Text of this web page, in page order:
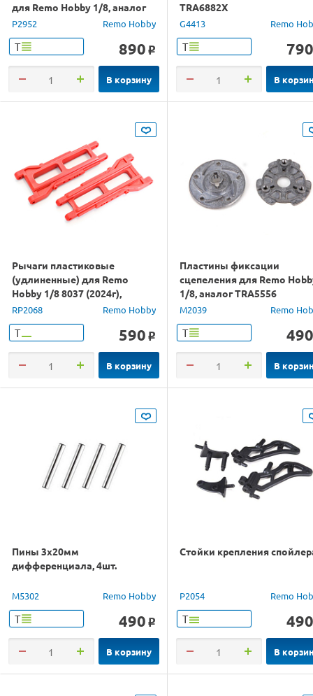
для Remo Hobby 1/8, аналог
TRA6878
P2952 Remo Hobby
Т 890 o
В корзину
TRA6882X
G4413 Remo
Т 790
В
Рычаги пластиковые
(удлиненные) для Remo
Hobby 1/8 8037 (2024г),
тюнинг, красные
RP2068 Remo Hobby
Т 590 o
В корзину
Пластины фиксации
сцепеления для Remo
1/8, аналог TRA5556
M2039 Remo
Т 490
В
Пины 3x20мм
дифференциала, 4шт.
M5302 Remo Hobby
Т 490 o
В корзину
Стойки крепления
P2054 Remo
Т 490
В